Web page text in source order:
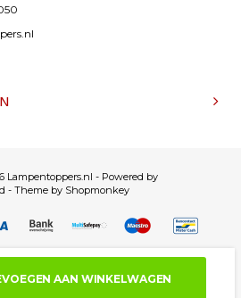
AAN WINKELWAGEN
Lampentoppers.nl - Powered by
- Theme by Shopmonkey